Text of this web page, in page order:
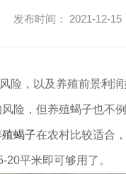
发布时间： 2021-12-15
，以及养殖前景利润
险，但养殖蝎子也不
殖蝎子在农村比较适合
20平米即可够用了。